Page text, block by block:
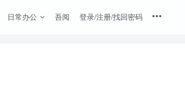
日常办公 吾阅 登录/注册/找回密码